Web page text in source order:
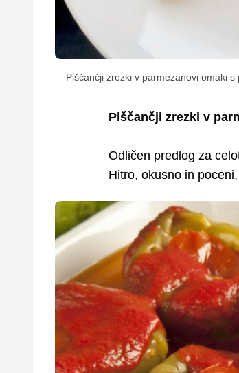
Piščančji zrezki v parmezanovi omaki s
Piščančji zrezki v
Odličen predlog za
Hitro, okusno in